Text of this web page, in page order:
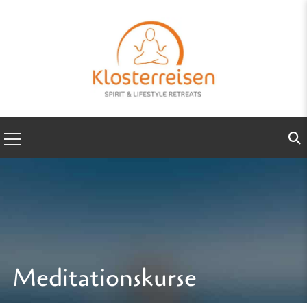
Meditationskurse